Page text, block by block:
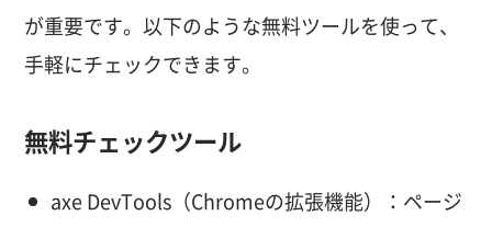
が重要です。以下のような無料ツールを使って、
手軽にチェックできます。
無料チェックツール
axe DevTools（Chromeの拡張機能）：ページ